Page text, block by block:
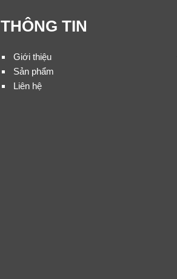
THÔNG TIN
Giới thiệu
Sản phẩm
Liên hệ